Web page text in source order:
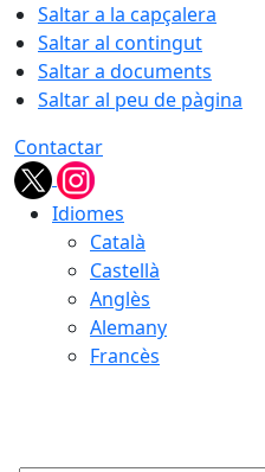
Saltar a la capçalera
Saltar al contingut
Saltar a documents
Saltar al peu de pàgina
Contactar
Idiomes
Català
Castellà
Anglès
Alemany
Francès